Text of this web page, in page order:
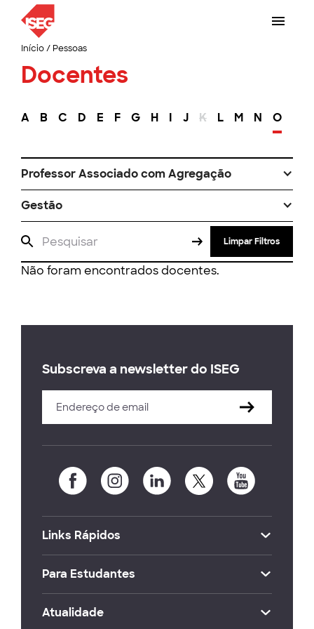
Início/ Pessoas
Docentes
A B C D E F G H I J K L M N O
Professor Associado com Agregação
Gestão
Limpar Filtros
Não foram encontrados docentes.
Subscreva a newsletter do ISEG
Links Rápidos
Para Estudantes
Atualidade